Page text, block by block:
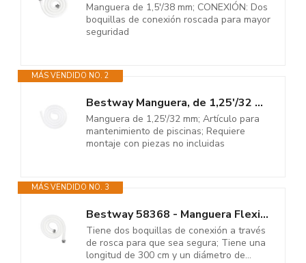
Manguera de 1,5'/38 mm; CONEXIÓN: Dos
boquillas de conexión roscada para mayor
seguridad
MÁS VENDIDO NO. 2
Bestway Manguera, de 1,25'/32 mm - 300cm de largo
Manguera de 1,25'/32 mm; Artículo para
mantenimiento de piscinas; Requiere
montaje con piezas no incluidas
MÁS VENDIDO NO. 3
Bestway 58368 - Manguera Flexible 3 metros Diámetro 38 mm Conexión...
Tiene dos boquillas de conexión a través
de rosca para que sea segura; Tiene una
longitud de 300 cm y un diámetro de...